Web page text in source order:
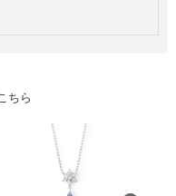
ちら